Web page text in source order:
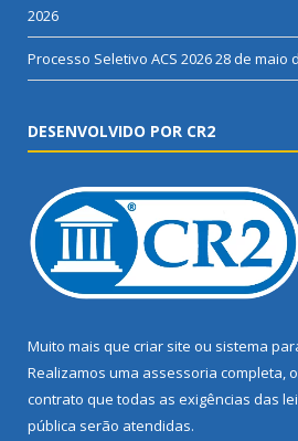
2026
Processo Seletivo ACS 202628 de maio
DESENVOLVIDO POR CR2
Muito mais que criar site ou sistema
Realizamos uma assessoria completa,
contrato que todas as exigências das
pública serão atendidas.